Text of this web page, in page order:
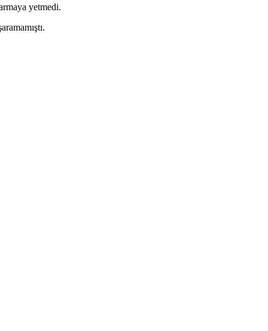
yetmedi.